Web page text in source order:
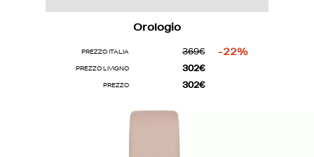
Orologio
PREZZO ITALIA 369€ -22%
PREZZO LIVIGNO 302€
PREZZO 302€